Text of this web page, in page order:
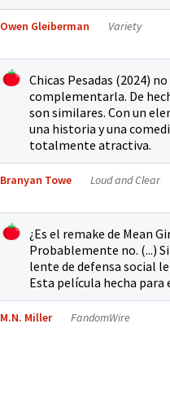
Owen Gleiberman Variety
Chicas Pesadas (2024)
complementarla. De
son similares. Con un
una historia y una
totalmente atractiva.
Branyan Towe Loud and Clear
¿Es el remake de Mean
Probablemente no. (...)
lente de defensa social
Esta película hecha
M.N. Miller FandomWire